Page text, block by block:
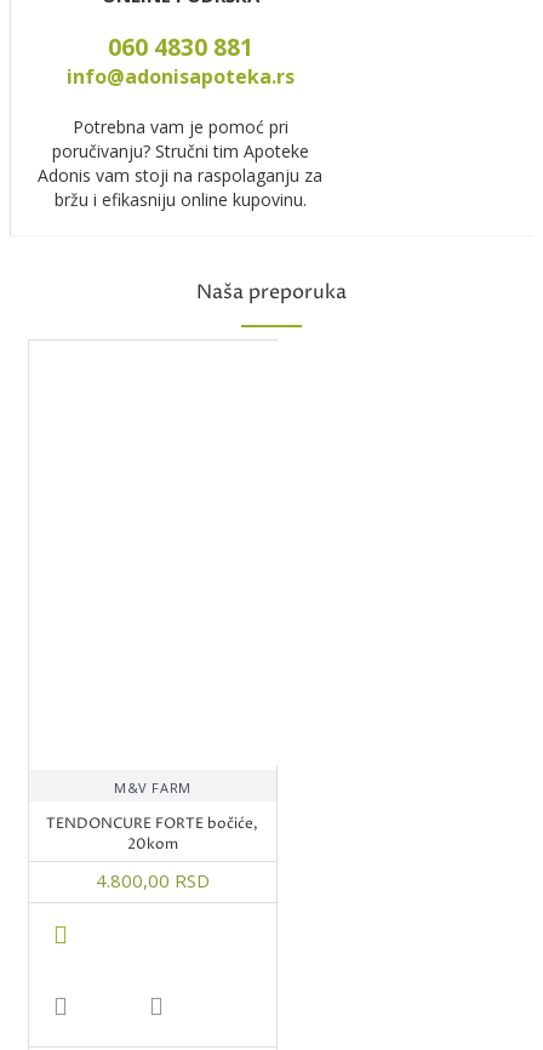
060 4830 881
info@adonisapoteka.rs
Potrebna vam je pomoć pri
poručivanju? Stručni tim Apoteke
Adonis vam stoji na raspolaganju za
bržu i efikasniju online kupovinu.
Naša preporuka
M&V FARM
TENDONCURE FORTE bočiće,
20kom
4.800,00 RSD